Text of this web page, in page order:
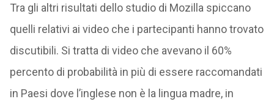
Tra gli altri risultati dello studio di Mozilla spiccano
quelli relativi ai video che i partecipanti hanno trovato
discutibili. Si tratta di video che avevano il 60%
percento di probabilità in più di essere raccomandati
in Paesi dove l’inglese non è la lingua madre, in